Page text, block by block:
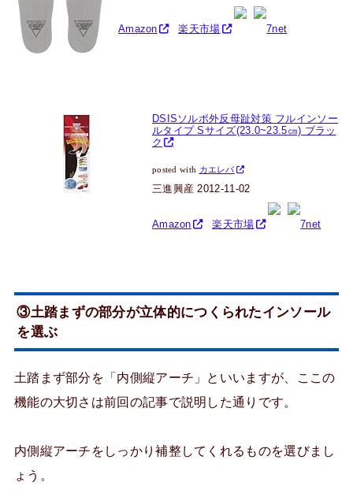
Amazon 楽天市場 7net
DSISソルボ外反母趾対策 フルインソー
ルタイプ Sサイズ(23.0~23.5㎝) ブラッ
ク
posted with カエレバ
三進興産 2012-11-02
Amazon 楽天市場 7net
③土踏まずの部分が立体的につくられたインソール
を選ぶ
土踏まず部分を「内側縦アーチ」といいますが、ここの
機能の大切さは前回の記事で説明した通りです。
内側縦アーチをしっかり補整してくれるものを選びまし
ょう。